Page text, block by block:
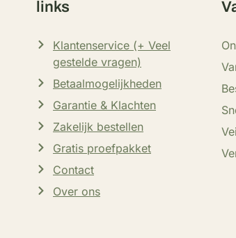
links
Klantenservice (+ Veel
gestelde vragen)
Betaalmogelijkheden
Garantie & Klachten
Zakelijk bestellen
Gratis proefpakket
Contact
Over ons